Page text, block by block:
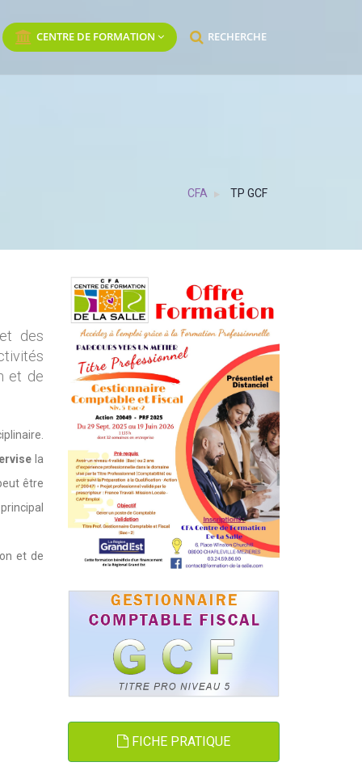
CENTRE DE FORMATION RECHERCHE
CFA TP GCF
des
et de
la
être
et de
FICHE PRATIQUE